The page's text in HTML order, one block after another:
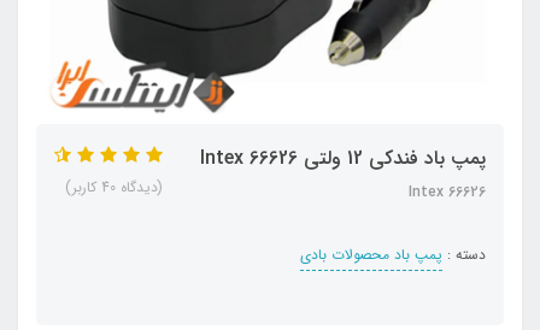
پمپ باد فندکی 12 ولتی Intex 66626
Intex 66626
دسته : پمپ باد محصولات بادی
(دیدگاه 40 کاربر)